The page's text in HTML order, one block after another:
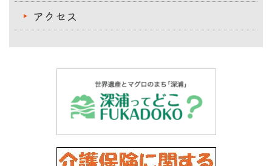
アクセス